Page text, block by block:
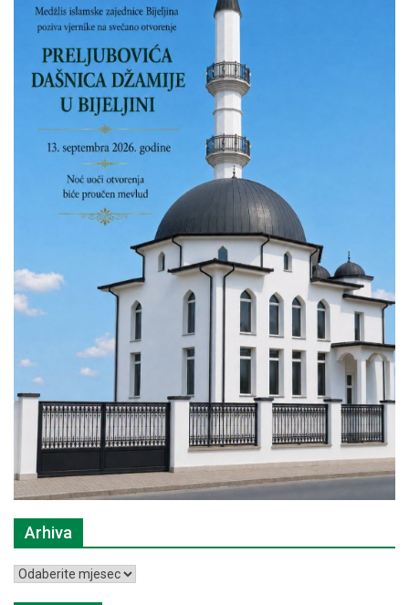
Arhiva
Arhiva